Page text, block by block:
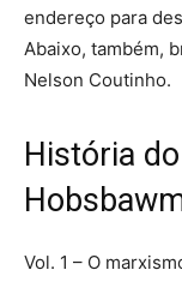
endereço para
Abaixo, também,
Nelson Coutinho.
História
Vol. 1 – O